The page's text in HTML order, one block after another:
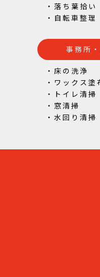
・落ち葉拾い
・自転車整理
事務所
・床の洗浄
・ワックス塗
・トイレ清掃
・窓清掃
・水回り清掃